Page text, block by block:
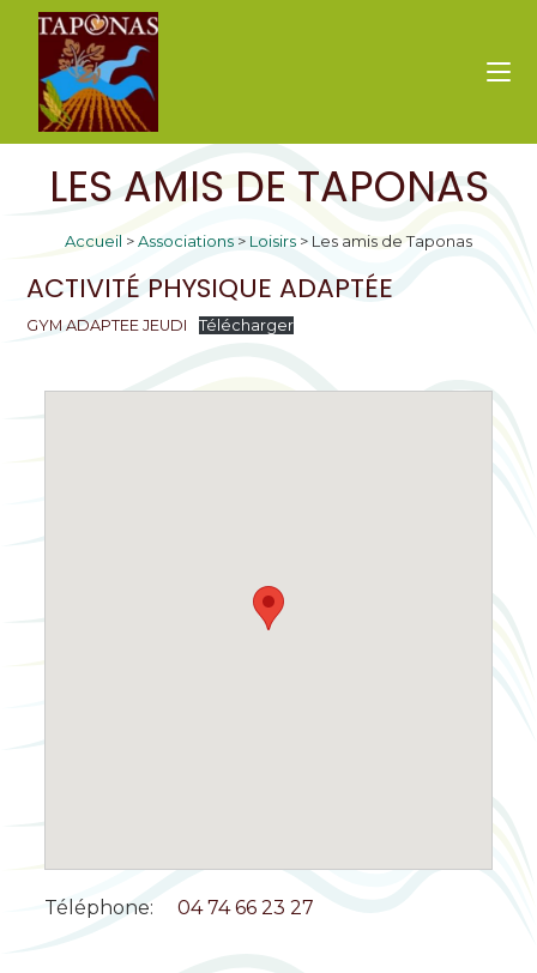
LES AMIS DE TAPONAS
Accueil >Associations > Loisirs > Les amis de Taponas
ACTIVITÉ PHYSIQUE ADAPTÉE
GYM ADAPTEE JEUDI Télécharger
Téléphone: 04 74 66 23 27